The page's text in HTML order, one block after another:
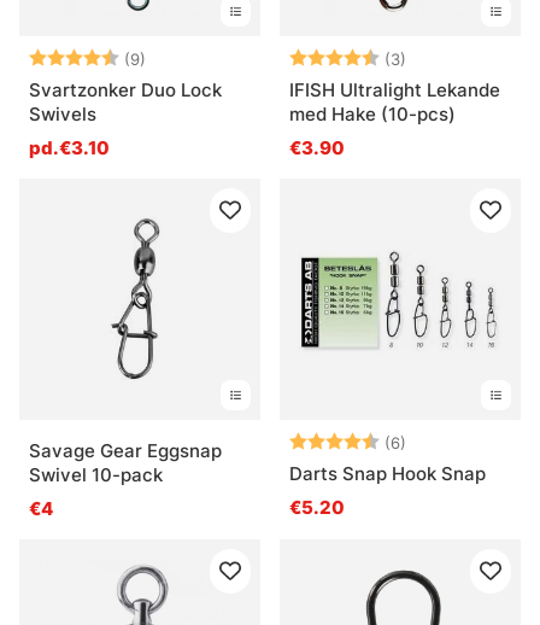
Note: (9)
Svartzonker Duo Lock
Swivels
pd.€3.10
Note: (3)
IFISH Ultralight Lekande
med Hake (10-pcs)
€3.90
Savage Gear Eggsnap
Swivel 10-pack
€4
Note: (6)
Darts Snap Hook Snap
€5.20